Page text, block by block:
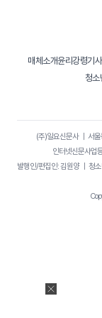
매체소개윤리강령기
청
(주)일요신문사｜ 서
인터넷신문사업
발행인/편집인: 김원양｜ 청